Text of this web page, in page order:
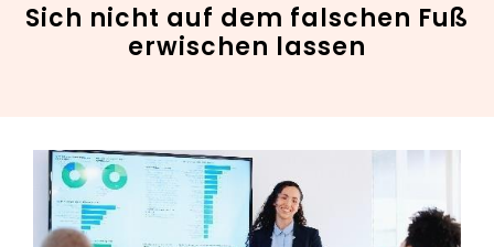
Sich nicht auf dem falschen Fuß
erwischen lassen